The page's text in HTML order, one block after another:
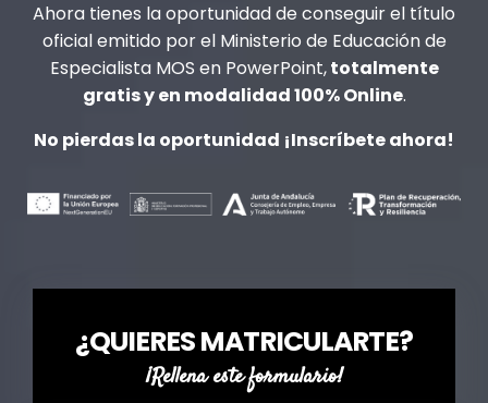
Ahora tienes la oportunidad de conseguir el título
oficial emitido por el Ministerio de Educación de
Especialista MOS en PowerPoint,totalmente
gratis y en modalidad 100% Online.
No pierdas la oportunidad ¡Inscríbete ahora!
¿QUIERES MATRICULARTE?
¡Rellena este formulario!